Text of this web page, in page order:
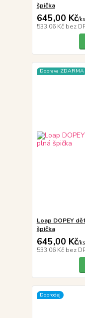
špička
645,00 Kč/ks
533,06 Kč bez
Doprava ZDARMA
Loap DOPEY
špička
645,00 Kč/ks
533,06 Kč bez
Doprodej